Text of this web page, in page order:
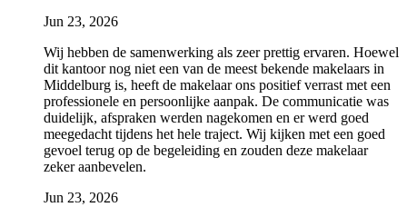
Jun 23, 2026
Wij hebben de samenwerking als zeer prettig ervaren. Hoewel
dit kantoor nog niet een van de meest bekende makelaars in
Middelburg is, heeft de makelaar ons positief verrast met een
professionele en persoonlijke aanpak. De communicatie was
duidelijk, afspraken werden nagekomen en er werd goed
meegedacht tijdens het hele traject. Wij kijken met een goed
gevoel terug op de begeleiding en zouden deze makelaar
zeker aanbevelen.
Jun 23, 2026